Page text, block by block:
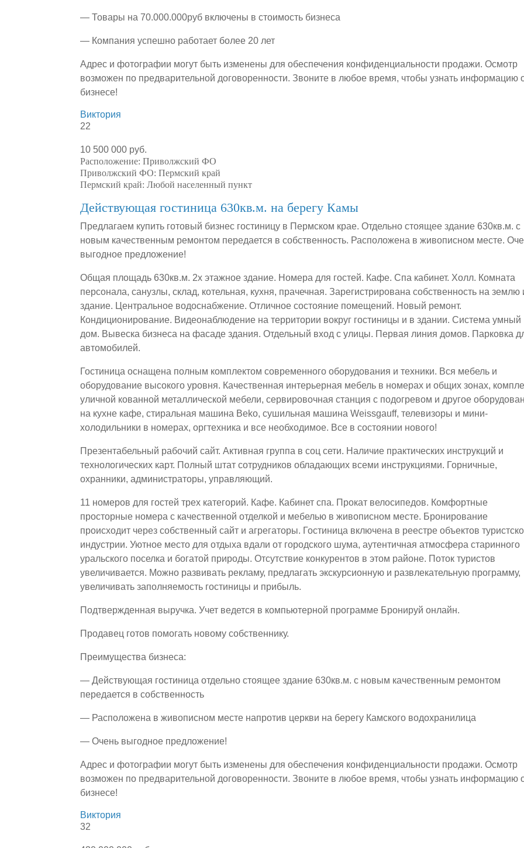
— Товары на 70.000.000руб включены в стоимость бизнеса
— Компания успешно работает более 20 лет
Адрес и фотографии могут быть изменены для обеспечения конфиденциальности продажи. Осмотр
возможен по предварительной договоренности. Звоните в любое время, чтобы узнать информацию
бизнесе!
Виктория
22
10 500 000 руб.
Расположение: Приволжский ФО
Приволжский ФО: Пермский край
Пермский край: Любой населенный пункт
Действующая гостиница 630кв.м. на берегу Камы
Предлагаем купить готовый бизнес гостиницу в Пермском крае. Отдельно стоящее здание 630кв.м. с
новым качественным ремонтом передается в собственность. Расположена в живописном месте.
выгодное предложение!
Общая площадь 630кв.м. 2х этажное здание. Номера для гостей. Кафе. Спа кабинет. Холл. Комната
персонала, санузлы, склад, котельная, кухня, прачечная. Зарегистрирована собственность на землю
здание. Центральное водоснабжение. Отличное состояние помещений. Новый ремонт.
Кондиционирование. Видеонаблюдение на территории вокруг гостиницы и в здании. Система умный
дом. Вывеска бизнеса на фасаде здания. Отдельный вход с улицы. Первая линия домов. Парковка
автомобилей.
Гостиница оснащена полным комплектом современного оборудования и техники. Вся мебель и
оборудование высокого уровня. Качественная интерьерная мебель в номерах и общих зонах,
уличной кованной металлической мебели, сервировочная станция с подогревом и другое
на кухне кафе, стиральная машина Beko, сушильная машина Weissgauff, телевизоры и мини-
холодильники в номерах, оргтехника и все необходимое. Все в состоянии нового!
Презентабельный рабочий сайт. Активная группа в соц сети. Наличие практических инструкций и
технологических карт. Полный штат сотрудников обладающих всеми инструкциями. Горничные,
охранники, администраторы, управляющий.
11 номеров для гостей трех категорий. Кафе. Кабинет спа. Прокат велосипедов. Комфортные
просторные номера с качественной отделкой и мебелью в живописном месте. Бронирование
происходит через собственный сайт и агрегаторы. Гостиница включена в реестре объектов
индустрии. Уютное место для отдыха вдали от городского шума, аутентичная атмосфера старинного
уральского поселка и богатой природы. Отсутствие конкурентов в этом районе. Поток туристов
увеличивается. Можно развивать рекламу, предлагать экскурсионную и развлекательную программу,
увеличивать заполняемость гостиницы и прибыль.
Подтвержденная выручка. Учет ведется в компьютерной программе Бронируй онлайн.
Продавец готов помогать новому собственнику.
Преимущества бизнеса:
— Действующая гостиница отдельно стоящее здание 630кв.м. с новым качественным ремонтом
передается в собственность
— Расположена в живописном месте напротив церкви на берегу Камского водохранилица
— Очень выгодное предложение!
Адрес и фотографии могут быть изменены для обеспечения конфиденциальности продажи. Осмотр
возможен по предварительной договоренности. Звоните в любое время, чтобы узнать информацию
бизнесе!
Виктория
32